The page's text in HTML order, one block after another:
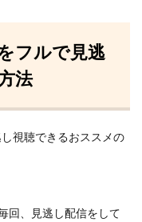
フルで見逃
法
視聴できるおススメの
回、見逃し配信をして